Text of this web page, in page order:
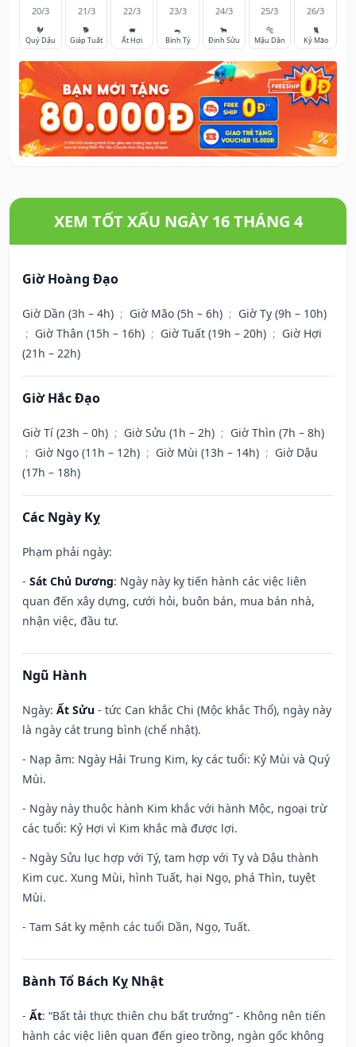
20/3
🐓
Quý Dậu
21/3
🐕
Giáp Tuất
22/3
🐖
Ất Hợi
23/3
🐀
Bính Tý
24/3
🐂
Đinh Sửu
25/3
🐅
Mậu Dần
26/3
🐈
Kỷ Mão
XEM TỐT XẤU NGÀY 16 THÁNG 4
Giờ Hoàng Đạo
Giờ Dần (3h – 4h) ; Giờ Mão (5h – 6h) ; Giờ Tỵ (9h – 10h)
; Giờ Thân (15h – 16h) ; Giờ Tuất (19h – 20h) ; Giờ Hợi
(21h – 22h)
Giờ Hắc Đạo
Giờ Tí (23h – 0h) ; Giờ Sửu (1h – 2h) ; Giờ Thìn (7h – 8h)
; Giờ Ngọ (11h – 12h) ; Giờ Mùi (13h – 14h) ; Giờ Dậu
(17h – 18h)
Các Ngày Kỵ
Phạm phải ngày:
- Sát Chủ Dương: Ngày này kỵ tiến hành các việc liên
quan đến xây dựng, cưới hỏi, buôn bán, mua bán nhà,
nhận việc, đầu tư.
Ngũ Hành
Ngày: Ất Sửu - tức Can khắc Chi (Mộc khắc Thổ), ngày này
là ngày cát trung bình (chế nhật).
- Nạp âm: Ngày Hải Trung Kim, kỵ các tuổi: Kỷ Mùi và Quý
Mùi.
- Ngày này thuộc hành Kim khắc với hành Mộc, ngoại trừ
các tuổi: Kỷ Hợi vì Kim khắc mà được lợi.
- Ngày Sửu lục hợp với Tý, tam hợp với Tỵ và Dậu thành
Kim cục. Xung Mùi, hình Tuất, hại Ngọ, phá Thìn, tuyệt
Mùi.
- Tam Sát kỵ mệnh các tuổi Dần, Ngọ, Tuất.
Bành Tổ Bách Kỵ Nhật
- Ất: “Bất tải thực thiên chu bất trưởng” - Không nên tiến
hành các việc liên quan đến gieo trồng, ngàn gốc không